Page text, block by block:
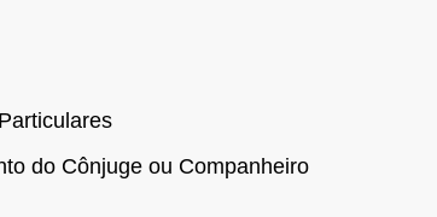
do Cônjuge ou Companheiro